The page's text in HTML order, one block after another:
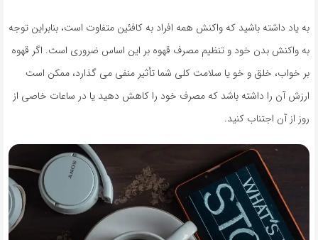
به یاد داشته باشید که واکنش همه افراد به کافئین متفاوت است، بنابراین توجه
به واکنش بدن خود و تنظیم مصرف قهوه بر این اساس ضروری است. اگر قهوه
بر خواب، خلق و خو یا سلامت کلی شما تأثیر منفی می گذارد، ممکن است
ارزش آن را داشته باشد که مصرف خود را کاهش دهید یا در ساعات خاصی از
روز از آن اجتناب کنید.